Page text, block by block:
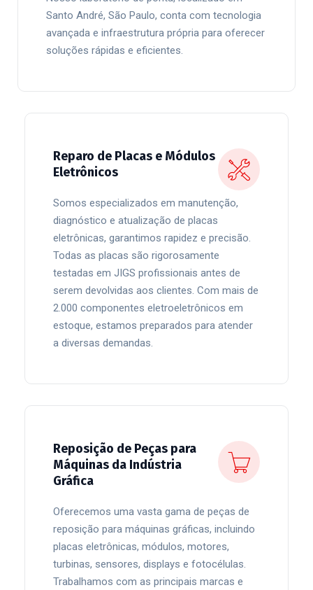
Santo André, São Paulo, conta com tecnologia
avançada e infraestrutura própria para oferecer
soluções rápidas e eficientes.
Reparo de Placas e Módulos
Eletrônicos
Somos especializados em manutenção,
diagnóstico e atualização de placas
eletrônicas, garantimos rapidez e precisão.
Todas as placas são rigorosamente
testadas em JIGS profissionais antes de
serem devolvidas aos clientes. Com mais de
2.000 componentes eletroeletrônicos em
estoque, estamos preparados para atender
a diversas demandas.
Reposição de Peças para
Máquinas da Indústria
Gráfica
Oferecemos uma vasta gama de peças de
reposição para máquinas gráficas, incluindo
placas eletrônicas, módulos, motores,
turbinas, sensores, displays e fotocélulas.
Trabalhamos com as principais marcas e